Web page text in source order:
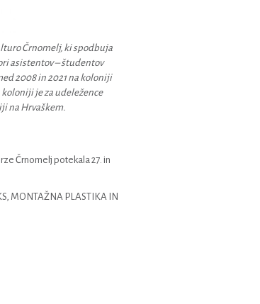
Črnomelj, ki spodbuja
asistentov – študentov
2008 in 2021 na koloniji
je za udeležence
na Hrvaškem.
Črnomelj potekala 27. in
MONTAŽNA PLASTIKA IN